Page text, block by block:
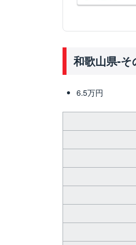
和歌山県-
6.5万円